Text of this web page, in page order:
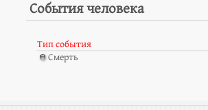
События человека
Тип события
Смерть